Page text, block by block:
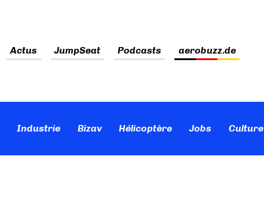
Actus JumpSeat Podcasts aerobuzz.de
Industrie Bizav Hélicoptère Jobs